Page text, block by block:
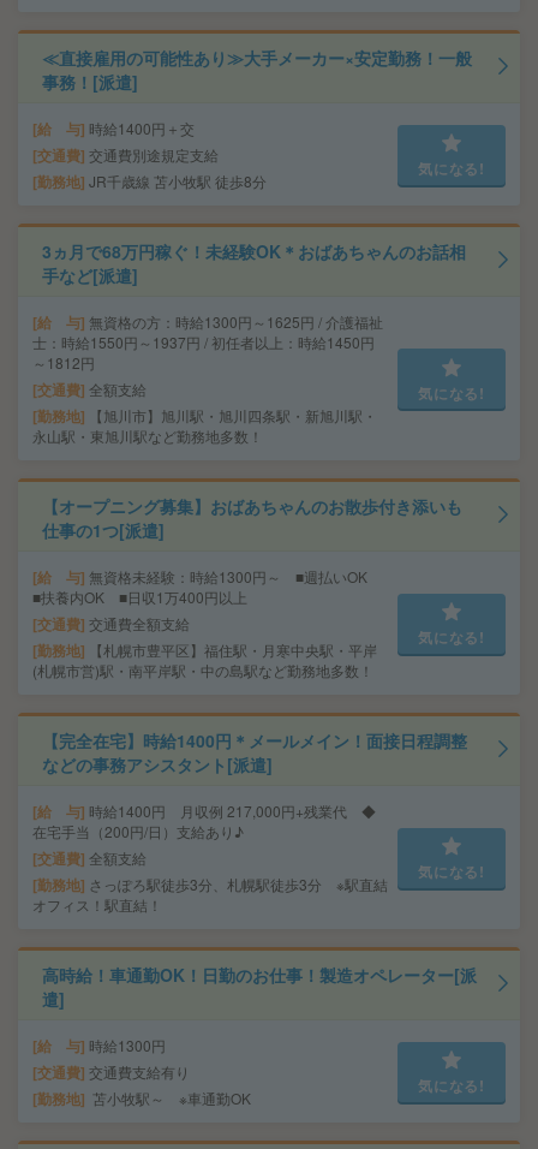
≪直接雇用の可能性あり≫大手メーカー×安定勤務！一般
事務！[派遣]
給 与 時給1400円＋交
交通費 交通費別途規定支給
勤務地 JR千歳線 苫小牧駅 徒歩8分
気になる!
3ヵ月で68万円稼ぐ！未経験OK＊おばあちゃんのお話相
手など[派遣]
給 与 無資格の方：時給1300円～1625円 / 介護福祉
士：時給1550円～1937円 / 初任者以上：時給1450円
～1812円
交通費 全額支給
勤務地
【旭川市】旭川駅・旭川四条駅・新旭川駅・
永山駅・東旭川駅など勤務地多数！
気になる!
【オープニング募集】おばあちゃんのお散歩付き添いも
仕事の1つ[派遣]
給 与 無資格未経験：時給1300円～ ■週払いOK
■扶養内OK ■日収1万400円以上
交通費 交通費全額支給
勤務地
【札幌市豊平区】福住駅・月寒中央駅・平岸
(札幌市営)駅・南平岸駅・中の島駅など勤務地多数！
気になる!
【完全在宅】時給1400円＊メールメイン！面接日程調整
などの事務アシスタント[派遣]
給 与 時給1400円 月収例 217,000円+残業代 ◆
在宅手当（200円/日）支給あり♪
交通費 全額支給
勤務地 さっぽろ駅徒歩3分、札幌駅徒歩3分 ※駅直結
オフィス！駅直結！
気になる!
高時給！車通勤OK！日勤のお仕事！製造オペレーター[派
遣]
給 与 時給1300円
交通費 交通費支給有り
勤務地 苫小牧駅～ ※車通勤OK
気になる!